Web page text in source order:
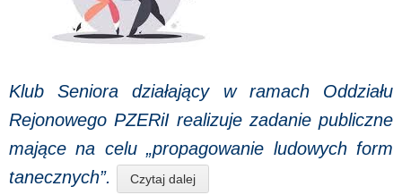
Klub Seniora działający w ramach Oddziału
Rejonowego PZERiI realizuje zadanie publiczne
mające na celu „propagowanie ludowych form
tanecznych”.
Czytaj dalej